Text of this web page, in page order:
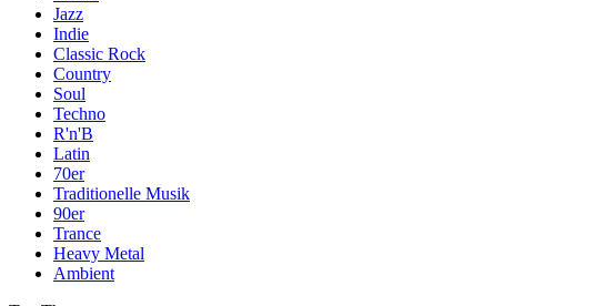
Jazz
Indie
Classic Rock
Country
Soul
Techno
R'n'B
Latin
70er
Traditionelle Musik
90er
Trance
Heavy Metal
Ambient